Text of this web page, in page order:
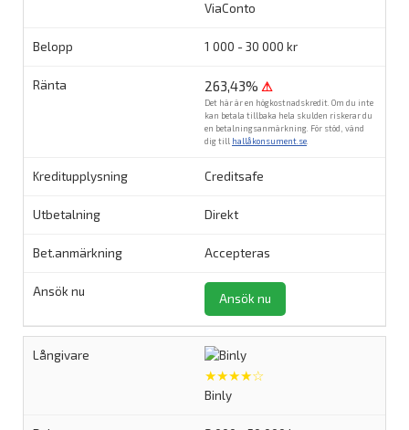
ViaConto
1 000 - 30 000 kr
263,43% ⚠
Det här är en högkostnadskredit. Om du inte
kan betala tillbaka hela skulden riskerar du
en betalningsanmärkning. För stöd, vänd
dig till hallåkonsument.se
Creditsafe
Direkt
Accepteras
Ansök nu
★★★★☆
Binly